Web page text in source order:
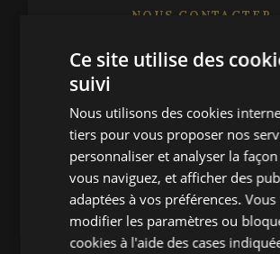
NOUS CONTACTER
Festival de Peralada
+34 972 53 82 92
Ce site utilise des
suivi
Nous utilisons des cookies
tiers pour vous proposer nos
personnaliser et analyser la
vous naviguez, et afficher des
adaptées à vos préférences.
modifier les paramètres ou
cookies à l'aide des cases